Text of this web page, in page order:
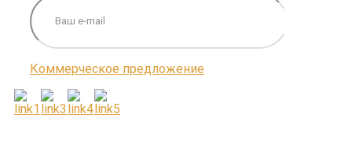
Коммерческое предложение